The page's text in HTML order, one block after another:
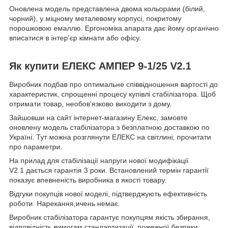
Оновлена модель представлена двома кольорами (білий,
чорний), у міцному металевому корпусі, покритому
порошковою емаллю. Ергономіка апарата дає йому органічно
вписатися в інтер'єр кімнати або офісу.
Як купити ЕЛЕКС АМПЕР 9-1/25 V2.1
Виробник подбав про оптимальне співвідношення вартості до
характеристик, спрощенні процесу купівлі стабілізатора. Щоб
отримати товар, необов'язково виходити з дому.
Зайшовши на сайт інтернет-магазину Елекс, замовте
оновлену модель стабілізатора з безплатною доставкою по
Україні. Тут можна розглянути ЕЛЕКС на світлині, прочитати
про параметри.
На прилад для стабілізації напруги нової модифікації
V2.1 дається гарантія 3 роки. Встановлений термін гарантії
показує впевненість виробника в якості товару.
Відгуки покупців нової моделі, підтверджують ефективність
роботи. Нарекання,ичень немає.
Виробник стабілізатора гарантує покупцям якість збирання,